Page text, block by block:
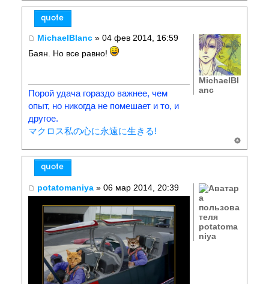
MichaelBlanc » 04 фев 2014, 16:59
Баян. Но все равно!
Порой удача гораздо важнее, чем
опыт, но никогда не помешает и то, и
другое.
マクロス私の心に永遠に生きる!
MichaelBl
anc
potatomaniya » 06 мар 2014, 20:39
potatoma
niya